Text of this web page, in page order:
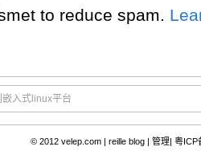
to reduce spam.
入式linux平台
© 2012 velep.com | reille blog| 管理| 粤ICP